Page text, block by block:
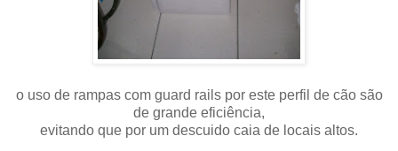
o uso de rampas com guard rails por este perfil de cão são
de grande eficiência,
evitando que por um descuido caia de locais altos.